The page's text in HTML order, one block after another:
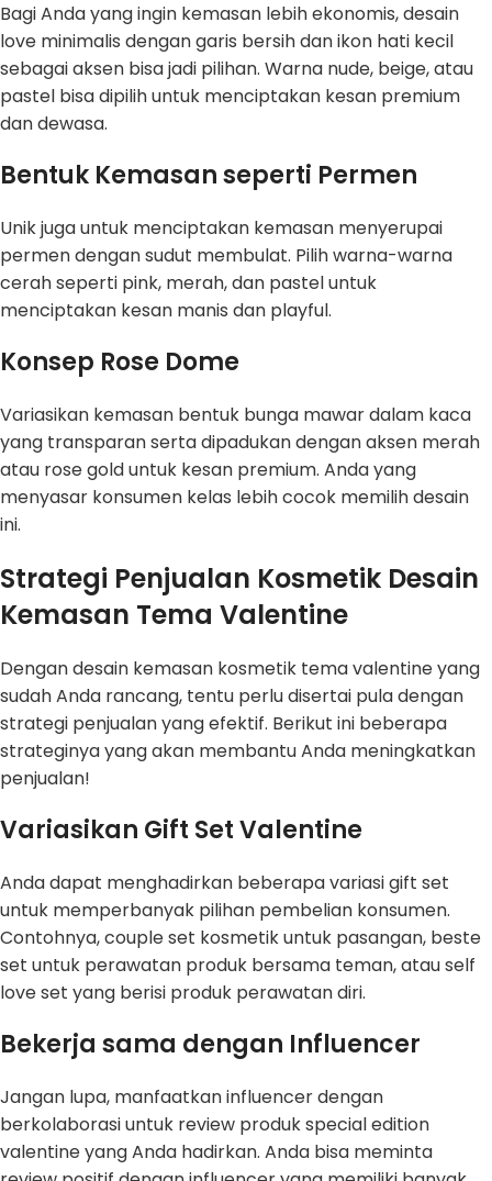
Bagi Anda yang ingin kemasan lebih ekonomis, desain
love minimalis dengan garis bersih dan ikon hati kecil
sebagai aksen bisa jadi pilihan. Warna nude, beige, atau
pastel bisa dipilih untuk menciptakan kesan premium
dan dewasa.
Bentuk Kemasan seperti Permen
Unik juga untuk menciptakan kemasan menyerupai
permen dengan sudut membulat. Pilih warna-warna
cerah seperti pink, merah, dan pastel untuk
menciptakan kesan manis dan playful.
Konsep Rose Dome
Variasikan kemasan bentuk bunga mawar dalam kaca
yang transparan serta dipadukan dengan aksen merah
atau rose gold untuk kesan premium. Anda yang
menyasar konsumen kelas lebih cocok memilih desain
ini.
Strategi Penjualan Kosmetik Desain
Kemasan Tema Valentine
Dengan desain kemasan kosmetik tema valentine yang
sudah Anda rancang, tentu perlu disertai pula dengan
strategi penjualan yang efektif. Berikut ini beberapa
strateginya yang akan membantu Anda meningkatkan
penjualan!
Variasikan Gift Set Valentine
Anda dapat menghadirkan beberapa variasi gift set
untuk memperbanyak pilihan pembelian konsumen.
Contohnya, couple set kosmetik untuk pasangan, beste
set untuk perawatan produk bersama teman, atau self
love set yang berisi produk perawatan diri.
Bekerja sama dengan Influencer
Jangan lupa, manfaatkan influencer dengan
berkolaborasi untuk review produk special edition
valentine yang Anda hadirkan. Anda bisa meminta